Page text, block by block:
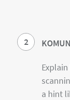
2
a hint